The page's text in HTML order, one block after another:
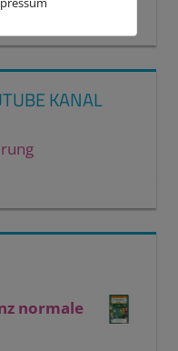
KANAL
normale